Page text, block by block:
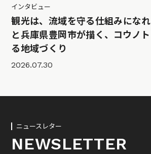
インタビュー
観光は、流域を守る仕組みにな
と兵庫県豊岡市が描く、コウノ
る地域づくり
2026.07.30
ニュースレター
NEWSLETTER